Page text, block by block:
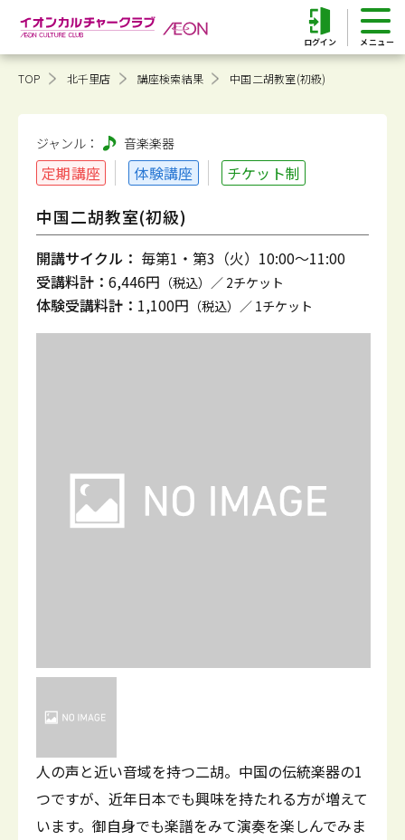
ログイン
TOP 北千里店 講座検索結果 中国二胡教室(初級)
ジャンル： 音楽楽器
定期講座 体験講座 チケット制
中国二胡教室(初級)
開講サイクル： 毎第1・第3（火）10:00～11:00
受講料計： 6,446円 （税込）／ 2チケット
体験受講料計： 1,100円 （税込）／ 1チケット
人の声と近い音域を持つ二胡。中国の伝統楽器の1
つですが、近年日本でも興味を持たれる方が増えて
います。御自身でも楽譜をみて演奏を楽しんでみま